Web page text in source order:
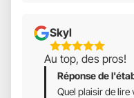
Skyl
5
Étoiles
Sur
Au top, des pros!
Réponse de
Quel plaisir de